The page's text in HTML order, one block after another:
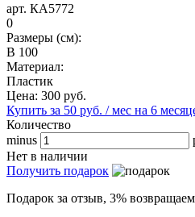
арт. КА5772
0
Размеры (см):
В 100
Материал:
Пластик
Цена: 300 руб.
Купить за 50 руб. / мес на 6
Количество
minus
Нет в наличии
Получить подарок
Подарок за отзыв, 3% возвращаем